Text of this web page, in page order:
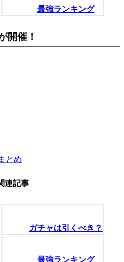
最強ランキング
開催！
とめ
連記事
ガチャは引くべき？
最強ランキング